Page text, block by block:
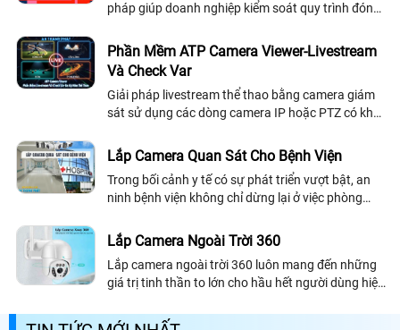
pháp giúp doanh nghiệp kiểm soát quy trình đóng
với khách mua online
Phần Mềm ATP Camera Viewer-Livestream
Và Check Var
Giải pháp livestream thể thao bằng camera giám
sát sử dụng các dòng camera IP hoặc PTZ có khả
toàn bộ diễn biến trên sân một cách rõ ràng
Lắp Camera Quan Sát Cho Bệnh Viện
Trong bối cảnh y tế có sự phát triển vượt bật, an
ninh bệnh viện không chỉ dừng lại ở việc phòng
bệnh nhân, tối ưu hóa quy trình, và xây dựng niềm
tin từ cộng đồng
Lắp Camera Ngoài Trời 360
Lắp camera ngoài trời 360 luôn mang đến những
giá trị tinh thần to lớn cho hầu hết người dùng hiện
phép chúng ta giám sát toàn cảnh bên ngoài ngôi